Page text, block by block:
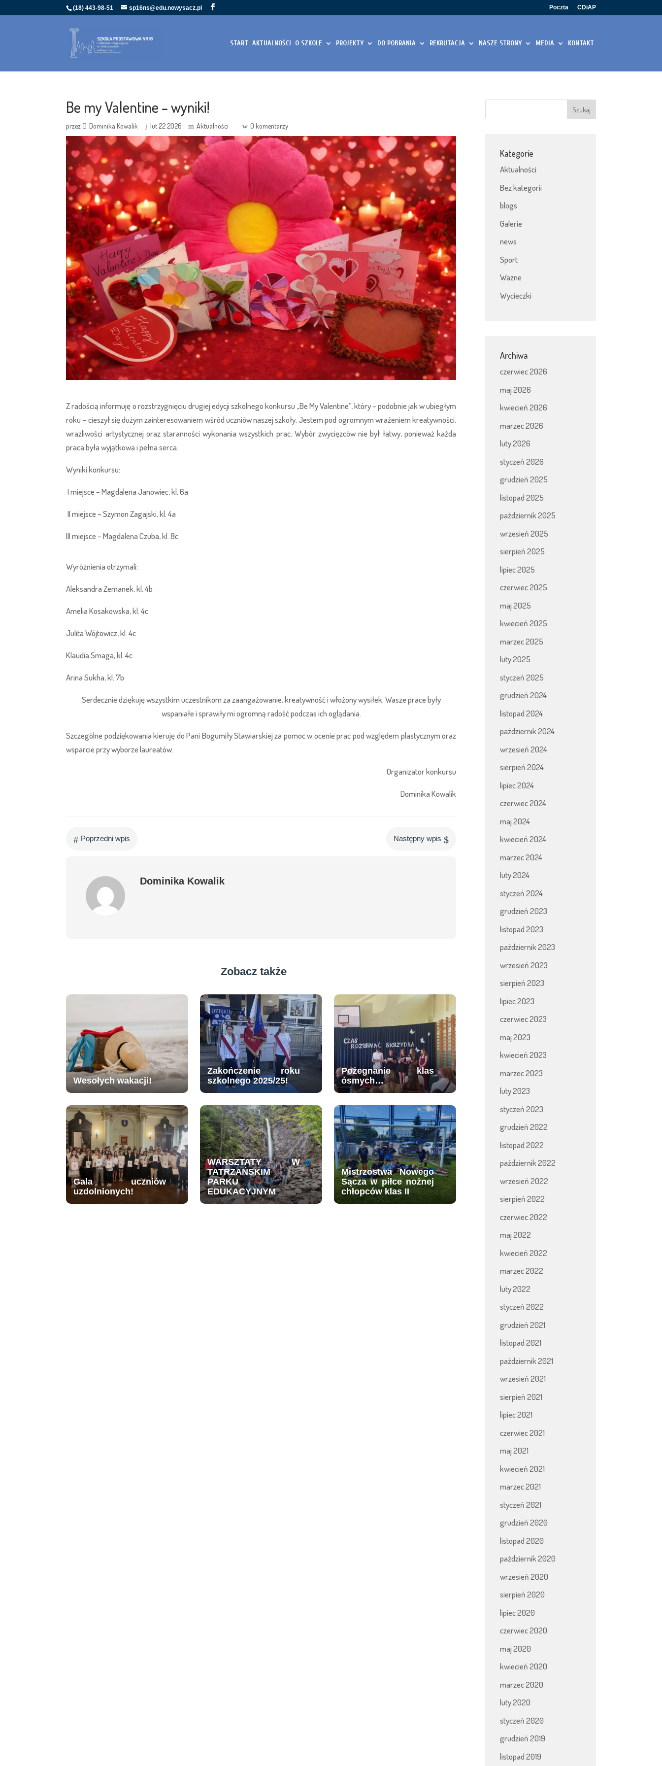
(18) 443-98-51 sp16ns@edu.nowysacz.pl Poczta CDiAP
START AKTUALNOŚCI O SZKOLE PROJEKTY DO POBRANIA REKRUTACJA NASZE STRONY MEDIA KONTAKT
Be my Valentine – wyniki!
przez Dominika Kowalik lut 22 2026 Aktualności 0 komentarzy
Z radością informuję o rozstrzygnięciu drugiej edycji szkolnego konkursu „Be My Valentine”, który – podobnie jak w ubiegłym
roku – cieszył się dużym zainteresowaniem wśród uczniów naszej szkoły. Jestem pod ogromnym wrażeniem kreatywności,
wrażliwości artystycznej oraz staranności wykonania wszystkich prac. Wybór zwycięzców nie był łatwy, ponieważ każda
praca była wyjątkowa i pełna serca.
Wyniki konkursu:
I miejsce – Magdalena Janowiec, kl. 6a
II miejsce – Szymon Zagajski, kl. 4a
III miejsce – Magdalena Czuba, kl. 8c
Wyróżnienia otrzymali:
Aleksandra Zemanek, kl. 4b
Amelia Kosakowska, kl. 4c
Julita Wójtowicz, kl. 4c
Klaudia Smaga, kl. 4c
Arina Sukha, kl. 7b
Serdecznie dziękuję wszystkim uczestnikom za zaangażowanie, kreatywność i włożony wysiłek. Wasze prace były
wspaniałe i sprawiły mi ogromną radość podczas ich oglądania.
Szczególne podziękowania kieruję do Pani Bogumiły Stawiarskiej za pomoc w ocenie prac pod względem plastycznym oraz
wsparcie przy wyborze laureatów.
Organizator konkursu
Dominika Kowalik
# Poprzedni wpis Następny wpis $
Dominika Kowalik
Zobacz także
Wesołych wakacji!
Zakończenie roku
szkolnego 2025/25!
Pożegnanie klas
ósmych…
Gala uczniów
uzdolnionych!
WARSZTATY W
TATRZAŃSKIM
PARKU
EDUKACYJNYM
Mistrzostwa Nowego
Sącza w piłce nożnej
chłopców klas II
Kategorie
Aktualności
Bez kategorii
blogs
Galerie
news
Sport
Ważne
Wycieczki
Archiwa
czerwiec 2026
maj 2026
kwiecień 2026
marzec 2026
luty 2026
styczeń 2026
grudzień 2025
listopad 2025
październik 2025
wrzesień 2025
sierpień 2025
lipiec 2025
czerwiec 2025
maj 2025
kwiecień 2025
marzec 2025
luty 2025
styczeń 2025
grudzień 2024
listopad 2024
październik 2024
wrzesień 2024
sierpień 2024
lipiec 2024
czerwiec 2024
maj 2024
kwiecień 2024
marzec 2024
luty 2024
styczeń 2024
grudzień 2023
listopad 2023
październik 2023
wrzesień 2023
sierpień 2023
lipiec 2023
czerwiec 2023
maj 2023
kwiecień 2023
marzec 2023
luty 2023
styczeń 2023
grudzień 2022
listopad 2022
październik 2022
wrzesień 2022
sierpień 2022
czerwiec 2022
maj 2022
kwiecień 2022
marzec 2022
luty 2022
styczeń 2022
grudzień 2021
listopad 2021
październik 2021
wrzesień 2021
sierpień 2021
lipiec 2021
czerwiec 2021
maj 2021
kwiecień 2021
marzec 2021
styczeń 2021
grudzień 2020
listopad 2020
październik 2020
wrzesień 2020
sierpień 2020
lipiec 2020
czerwiec 2020
maj 2020
kwiecień 2020
marzec 2020
luty 2020
styczeń 2020
grudzień 2019
listopad 2019